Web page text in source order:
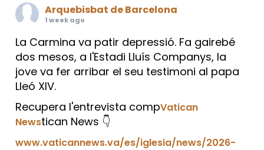
Arquebisbat de Barcelona
1 week ago
La Carmina va patir depressió. Fa gairebé
dos mesos, a l'Estadi Lluís Companys, la
jove va fer arribar el seu testimoni al papa
Lleó XIV.
Recupera l'entrevista compVatican
Newstican News 👇
www.vaticannews.va/es/iglesia/news/2026-